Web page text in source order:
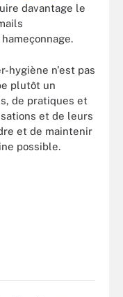
davantage le
hygiène n'est pas
plutôt un
de pratiques et
et de leurs
et de maintenir
possible.